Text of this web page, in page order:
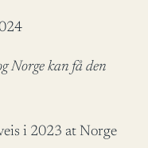
Norge kan få den
i 2023 at Norge